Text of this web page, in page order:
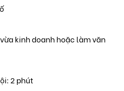
kinh doanh hoặc làm văn
2 phút